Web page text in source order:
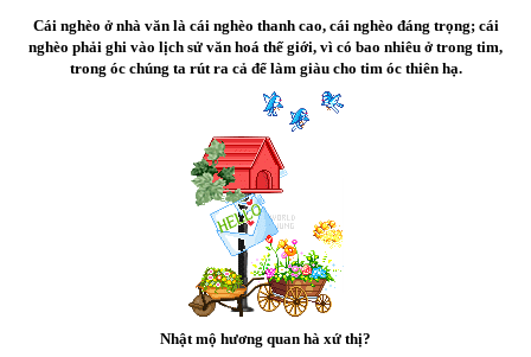
Cái nghèo ở nhà văn là cái nghèo thanh cao, cái nghèo đáng trọng; cái
nghèo phải ghi vào lịch sử văn hoá thế giới, vì có bao nhiêu ở trong tim,
trong óc chúng ta rút ra cả để làm giàu cho tim óc thiên hạ.
Nhật mộ hương quan hà xứ thị?